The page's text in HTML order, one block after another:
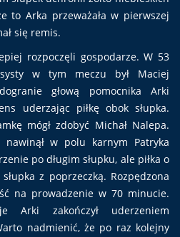
to Arka przeważała w pierwszej
się remis.
rozpoczęli gospodarze. W 53
w tym meczu był Maciej
głową pomocnika Arki
uderzając piłkę obok słupka.
mógł zdobyć Michał Nalepa.
w polu karnym Patryka
po długim słupku, ale piłka o
z poprzeczką. Rozpędzona
na prowadzenie w 70 minucie.
Arki zakończył uderzeniem
nadmienić, że po raz kolejny